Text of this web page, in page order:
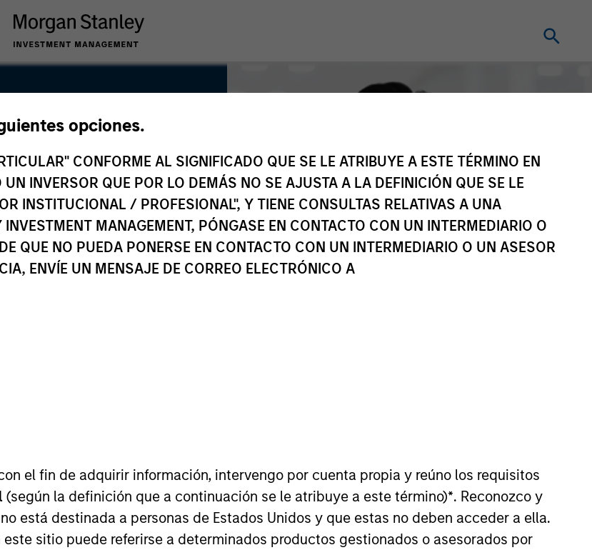
opciones.
CONFORME AL SIGNIFICADO QUE SE LE ATRIBUYE A ESTE TÉRMINO EN
INVERSOR QUE POR LO DEMÁS NO SE AJUSTA A LA DEFINICIÓN QUE SE LE
INSTITUCIONAL / PROFESIONAL", Y TIENE CONSULTAS RELATIVAS A UNA
MANAGEMENT, PÓNGASE EN CONTACTO CON UN INTERMEDIARIO O
QUE NO PUEDA PONERSE EN CONTACTO CON UN INTERMEDIARIO O UN ASESOR
ENVÍE UN MENSAJE DE CORREO ELECTRÓNICO A
el fin de adquirir información, intervengo por cuenta propia y reúno los requisitos
(según la definición que a continuación se le atribuye a este término)*. Reconozco y
está destinada a personas de Estados Unidos y que estas no deben acceder a ella.
sitio puede referirse a determinados productos gestionados o asesorados por
and is a member of the Morgan Stanley Private Credit team where he
opportunities. He joined Morgan Stanley in 2022 and has over nine years of
Stanley, Mr. Chung was an Investment Professional at Golub Capital,
investments. Prior to Golub, Mr. Chung worked at Cyprium Investment